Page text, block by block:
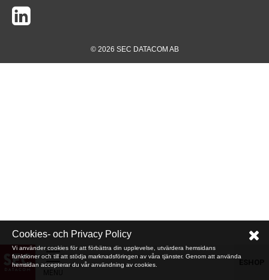
© 2026 SEC DATACOM AB
Cookies- och Privacy Policy
Vi använder cookies för att förbättra din upplevelse, utvärdera hemsidans
funktioner och till att stödja marknadsföringen av våra tjänster. Genom att använda
hemsidan accepterar du vår användning av cookies.